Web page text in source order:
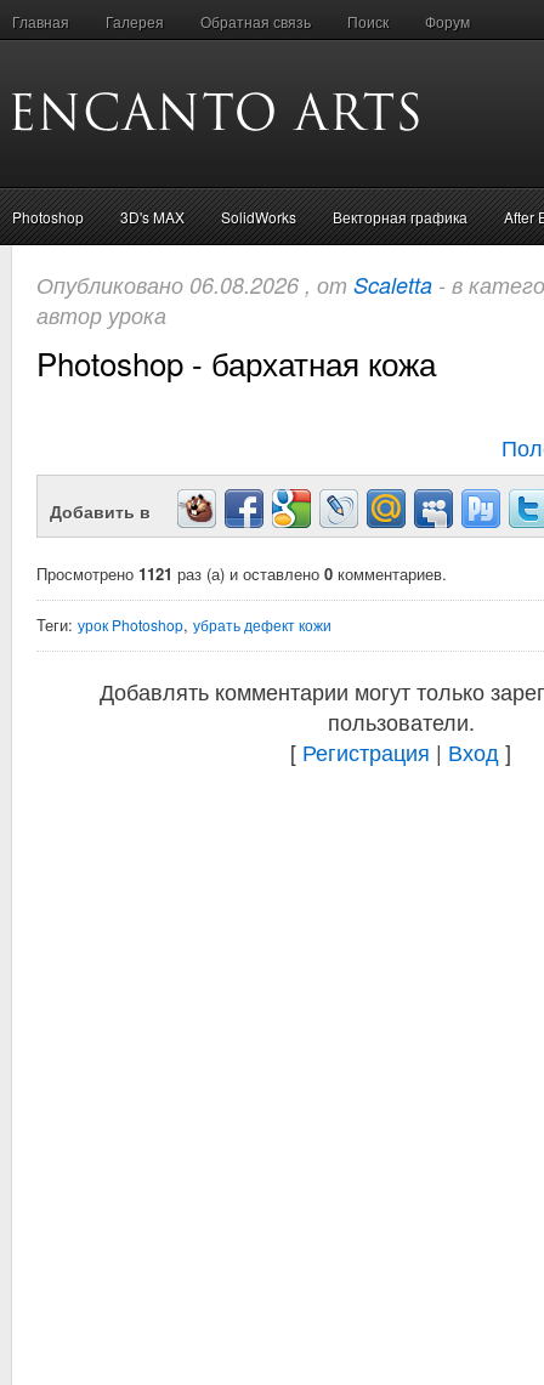
Главная Галерея Обратная связь Поиск Форум
Photoshop 3D's MAX SolidWorks Векторная графика After
Опубликовано 06.08.2026 , от Scaletta - в
автор урока
Photoshop - бархатная кожа
Добавить в
Просмотрено 1121 раз (а) и оставлено 0 комментариев.
Теги: урок Photoshop, убрать дефект кожи
Добавлять комментарии могут только
пользователи.
[ Регистрация | Вход ]